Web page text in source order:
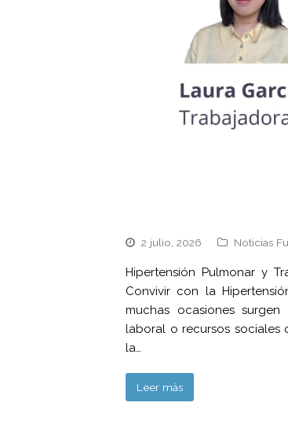
2 julio, 2026 Noticias
Hipertensión Pulmonar y
Convivir con la
muchas ocasiones
laboral o recursos sociales
la…
Leer más